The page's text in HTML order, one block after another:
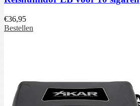
€36,95
Bestellen